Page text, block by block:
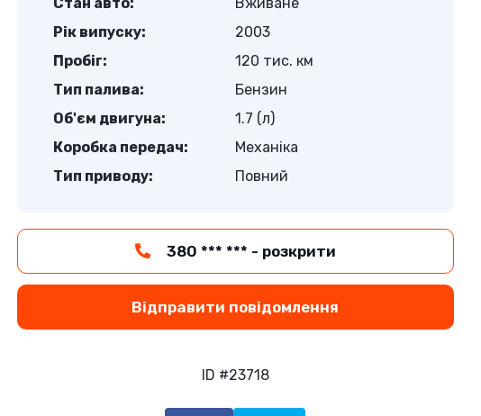
Рік випуску:
2003
Пробіг:
120 тис. км
Тип палива:
Бензин
Об'єм двигуна:
1.7 (л)
Коробка передач:
Механіка
Тип приводу:
Повний
380 *** *** - розкрити
Відправити повідомлення
ID #23718